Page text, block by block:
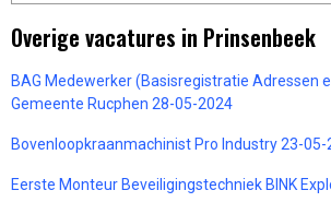
Overige vacatures in Prinsenbeek
BAG Medewerker (Basisregistratie Adressen
Gemeente Rucphen 28-05-2024
Bovenloopkraanmachinist Pro Industry 23-05-
Eerste Monteur Beveiligingstechniek BINK